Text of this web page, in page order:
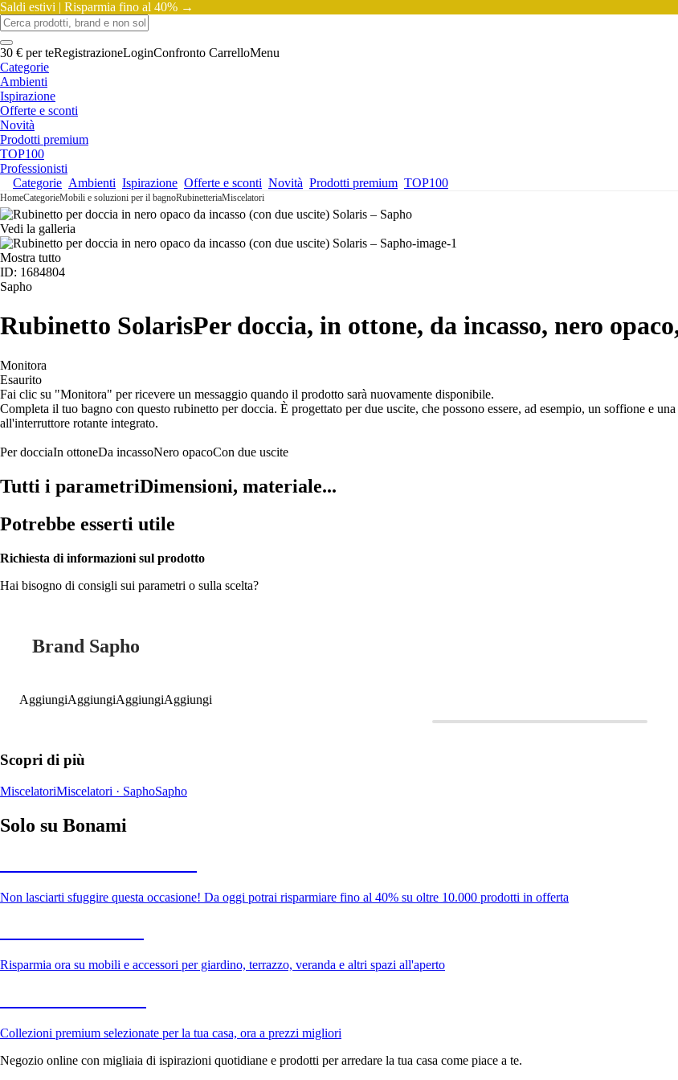
Saldi estivi | Risparmia fino al 40% →
30 € per teRegistrazioneLoginConfronto CarrelloMenu
Categorie
Ambienti
Ispirazione
Offerte e sconti
Novità
Prodotti premium
TOP100
Professionisti
Categorie Ambienti Ispirazione Offerte e sconti Novità Prodotti premium TOP100
HomeCategorieMobili e soluzioni per il bagnoRubinetteriaMiscelatori
Vedi la galleria
Mostra tutto
ID: 1684804
Sapho
Rubinetto SolarisPer doccia, in ottone, da incasso, nero
Monitora
Esaurito
Fai clic su "Monitora" per ricevere un messaggio quando il prodotto sarà nuovamente disponibile.
Completa il tuo bagno con questo rubinetto per doccia. È progettato per due uscite, che possono essere, ad esempio, un soffione e
all'interruttore rotante integrato.
Per docciaIn ottoneDa incassoNero opacoCon due uscite
Tutti i parametriDimensioni, materiale...
Potrebbe esserti utile
Richiesta di informazioni sul prodotto
Hai bisogno di consigli sui parametri o sulla scelta?
Brand Sapho
AggiungiAggiungiAggiungiAggiungi
Scopri di più
MiscelatoriMiscelatori · SaphoSapho
Solo su Bonami
Non lasciarti sfuggire questa occasione! Da oggi potrai risparmiare fino al 40% su oltre 10.000 prodotti in offerta
Risparmia ora su mobili e accessori per giardino, terrazzo, veranda e altri spazi all'aperto
Collezioni premium selezionate per la tua casa, ora a prezzi migliori
Negozio online con migliaia di ispirazioni quotidiane e prodotti per arredare la tua casa come piace a te.